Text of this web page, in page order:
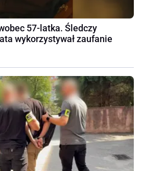
57-latka. Śledczy
wykorzystywał zaufanie